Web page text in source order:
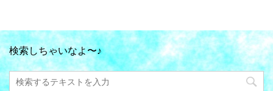
検索しちゃいなよ〜♪